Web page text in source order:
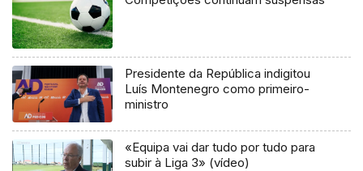
Presidente da República indigitou
Luís Montenegro como primeiro-
ministro
«Equipa vai dar tudo por tudo para
subir à Liga 3» (vídeo)